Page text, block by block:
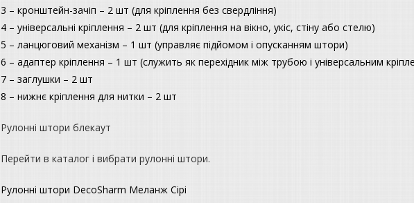
3 – кронштейн-зачіп – 2 шт (для кріплення без свердління)
4 – універсальні кріплення – 2 шт (для кріплення на вікно, укіс, стіну або стелю)
5 – ланцюговий механізм – 1 шт (управляє підйомом і опусканням штори)
6 – адаптер кріплення – 1 шт (служить як перехідник між трубою і універсальним
7 – заглушки – 2 шт
8 – нижнє кріплення для нитки – 2 шт
Рулонні штори блекаут
Перейти в каталог і вибрати рулонні штори.
Рулонні штори DecoSharm Меланж Сірі